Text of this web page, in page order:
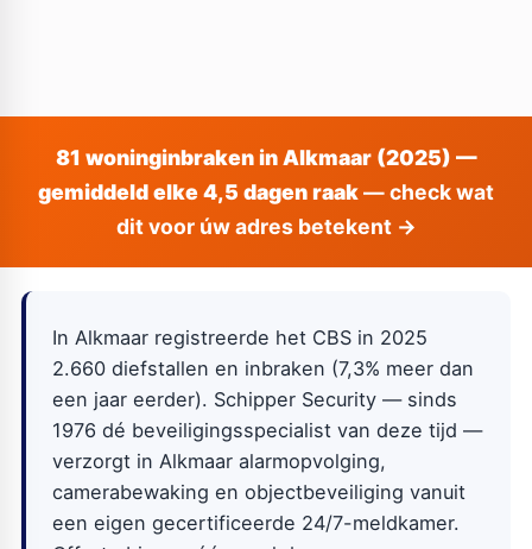
81 woninginbraken in Alkmaar (2025) —
gemiddeld elke 4,5 dagen raak— check wat
dit voor úw adres betekent →
In Alkmaar registreerde het CBS in 2025
2.660 diefstallen en inbraken (7,3% meer dan
een jaar eerder). Schipper Security — sinds
1976 dé beveiligingsspecialist van deze tijd —
verzorgt in Alkmaar alarmopvolging,
camerabewaking en objectbeveiliging vanuit
een eigen gecertificeerde 24/7-meldkamer.